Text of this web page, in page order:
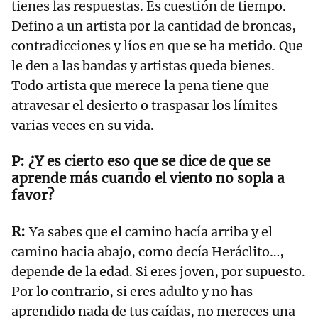
tienes las respuestas. Es cuestión de tiempo.
Defino a un artista por la cantidad de broncas,
contradicciones y líos en que se ha metido. Que
le den a las bandas y artistas queda bienes.
Todo artista que merece la pena tiene que
atravesar el desierto o traspasar los límites
varias veces en su vida.
¿Y es cierto eso que se dice de que se
aprende más cuando el viento no sopla a
favor?
Ya sabes que el camino hacía arriba y el
camino hacia abajo, como decía Heráclito…,
depende de la edad. Si eres joven, por supuesto.
Por lo contrario, si eres adulto y no has
aprendido nada de tus caídas, no mereces una